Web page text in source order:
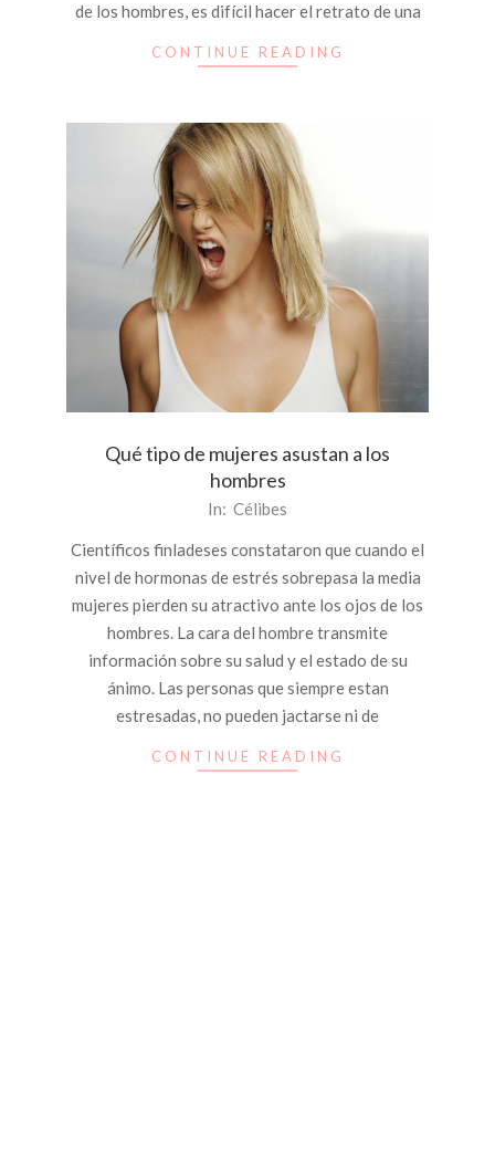
de los hombres, es difícil hacer el retrato de una
CONTINUE READING
Qué tipo de mujeres asustan a los
hombres
28
In: Célibes
Científicos finladeses constataron que cuando el
nivel de hormonas de estrés sobrepasa la media
mujeres pierden su atractivo ante los ojos de los
hombres. La cara del hombre transmite
información sobre su salud y el estado de su
ánimo. Las personas que siempre estan
estresadas​​, no pueden jactarse ni de
CONTINUE READING